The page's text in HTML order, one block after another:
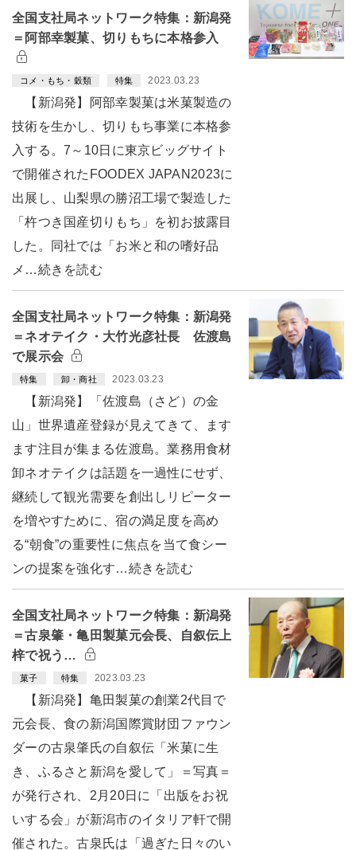
全国支社局ネットワーク特集：新潟発
＝阿部幸製菓、切りもちに本格参入
コメ・もち・穀類 特集 2023.03.23
【新潟発】阿部幸製菓は米菓製造の
技術を生かし、切りもち事業に本格参
入する。7～10日に東京ビッグサイト
で開催されたFOODEX JAPAN2023に
出展し、山梨県の勝沼工場で製造した
「杵つき国産切りもち」を初お披露目
した。同社では「お米と和の嗜好品
メ…続きを読む
全国支社局ネットワーク特集：新潟発
＝ネオテイク・大竹光彦社長 佐渡島
で展示会
特集 卸・商社 2023.03.23
【新潟発】「佐渡島（さど）の金
山」世界遺産登録が見えてきて、ます
ます注目が集まる佐渡島。業務用食材
卸ネオテイクは話題を一過性にせず、
継続して観光需要を創出しリピーター
を増やすために、宿の満足度を高め
る“朝食”の重要性に焦点を当て食シー
ンの提案を強化す…続きを読む
全国支社局ネットワーク特集：新潟発
＝古泉肇・亀田製菓元会長、自叙伝上
梓で祝う…
菓子 特集 2023.03.23
【新潟発】亀田製菓の創業2代目で
元会長、食の新潟国際賞財団ファウン
ダーの古泉肇氏の自叙伝「米菓に生
き、ふるさと新潟を愛して」＝写真＝
が発行され、2月20日に「出版をお祝
いする会」が新潟市のイタリア軒で開
催された。古泉氏は「過ぎた日々のい